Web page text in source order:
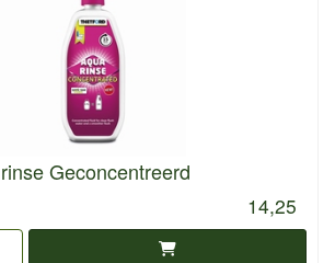
Geconcentreerd
14,25